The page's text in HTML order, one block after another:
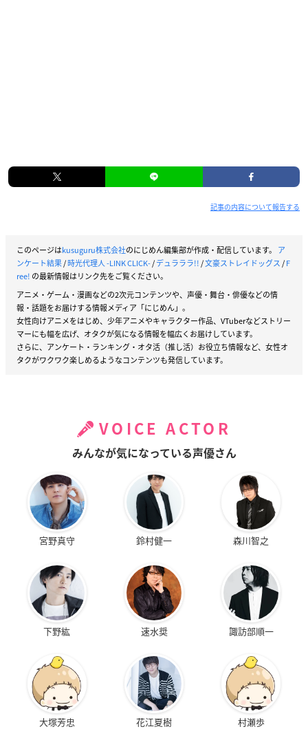
記事の内容について報告する
このページはkusuguru株式会社のにじめん編集部が作成・配信しています。 ア
ンケート結果/時光代理人 -LINK CLICK-/デュラララ!!/文豪ストレイドッグス/F
ree! の最新情報はリンク先をご覧ください。
アニメ・ゲーム・漫画などの2次元コンテンツや、声優・舞台・俳優などの情
報・話題をお届けする情報メディア「にじめん」。
女性向けアニメをはじめ、少年アニメやキャラクター作品、VTuberなどストリー
マーにも幅を広げ、オタクが気になる情報を幅広くお届けしています。
さらに、アンケート・ランキング・オタ活（推し活）お役立ち情報など、女性オ
タクがワクワク楽しめるようなコンテンツも発信しています。
VOICE ACTOR
みんなが気になっている声優さん
宮野真守 鈴村健一 森川智之
下野紘 速水奨 諏訪部順一
大塚芳忠 花江夏樹 村瀬歩